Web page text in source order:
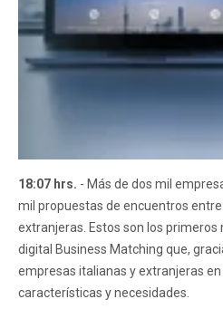
18:07 hrs. - Más de dos mil
mil propuestas de encuentros
extranjeras. Estos son los
digital Business Matching que,
empresas italianas y extranjeras
características y necesidades.